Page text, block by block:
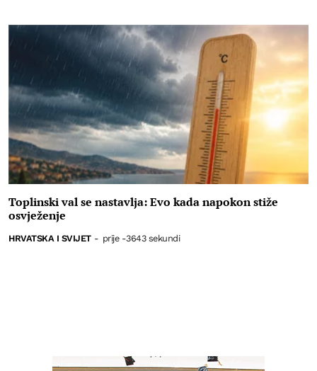
Toplinski val se nastavlja: Evo kada napokon stiže
osvježenje
HRVATSKA I SVIJET - prije -3643 sekundi